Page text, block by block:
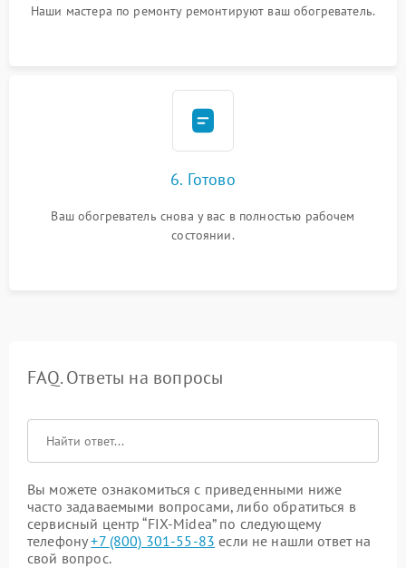
Наши мастера по ремонту ремонтируют ваш обогреватель.
6. Готово
Ваш обогреватель снова у вас в полностью рабочем
состоянии.
FAQ. Ответы на вопросы
Вы можете ознакомиться с приведенными ниже
часто задаваемыми вопросами, либо обратиться в
сервисный центр “FIX-Midea” по следующему
телефону+7 (800) 301-55-83 если не нашли ответ на
свой вопрос.